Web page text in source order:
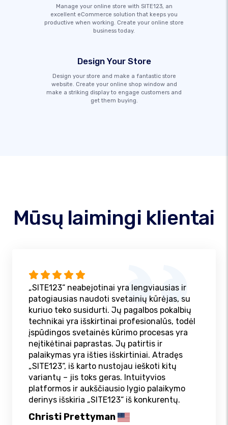
Manage your online store with SITE123, an
excellent eCommerce solution that keeps you
productive when working. Create your online store
business today.
Design Your Store
Design your store and make a fantastic store
website. Create your online shop window and
make a striking display to engage customers and
get them buying.
Mūsų laimingi klientai
„SITE123“ neabejotinai yra lengviausias ir
patogiausias naudoti svetainių kūrėjas, su
kuriuo teko susidurti. Jų pagalbos pokalbių
technikai yra išskirtinai profesionalūs, todėl
įspūdingos svetainės kūrimo procesas yra
neįtikėtinai paprastas. Jų patirtis ir
palaikymas yra išties išskirtiniai. Atradęs
„SITE123“, iš karto nustojau ieškoti kitų
variantų – jis toks geras. Intuityvios
platformos ir aukščiausio lygio palaikymo
derinys išskiria „SITE123“ iš konkurentų.
Christi Prettyman